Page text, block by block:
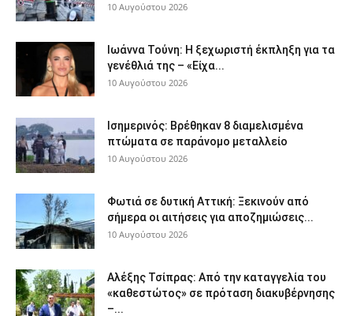
10 Αυγούστου 2026
Ιωάννα Τούνη: Η ξεχωριστή έκπληξη για τα
γενέθλιά της – «Είχα...
10 Αυγούστου 2026
Ισημερινός: Βρέθηκαν 8 διαμελισμένα
πτώματα σε παράνομο μεταλλείο
10 Αυγούστου 2026
Φωτιά σε δυτική Αττική: Ξεκινούν από
σήμερα οι αιτήσεις για αποζημιώσεις...
10 Αυγούστου 2026
Αλέξης Τσίπρας: Από την καταγγελία του
«καθεστώτος» σε πρόταση διακυβέρνησης
–...